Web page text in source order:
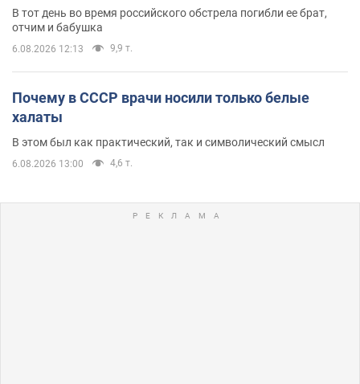
В тот день во время российского обстрела погибли ее брат,
отчим и бабушка
6.08.2026 12:13 9,9 т.
Почему в СССР врачи носили только белые
халаты
В этом был как практический, так и символический смысл
6.08.2026 13:00 4,6 т.